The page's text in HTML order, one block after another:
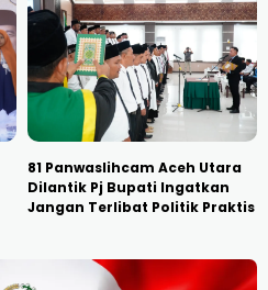
81 Panwaslihcam Aceh Utara
Dilantik Pj Bupati Ingatkan
Jangan Terlibat Politik Praktis